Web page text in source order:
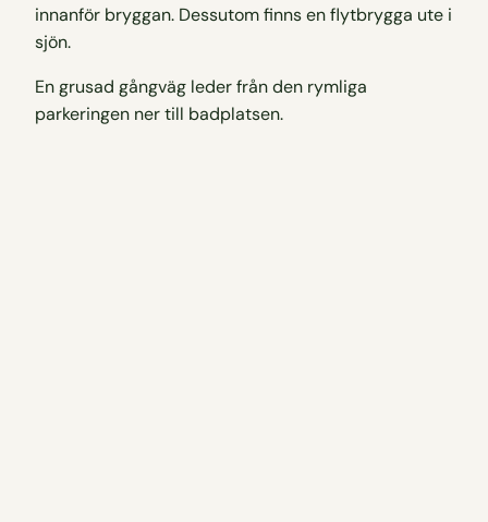
innanför bryggan. Dessutom finns en flytbrygga ute i
sjön.
En grusad gångväg leder från den rymliga
parkeringen ner till badplatsen.